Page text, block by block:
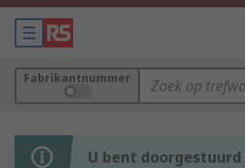
Fabrikantnummer
U bent doorgestuurd